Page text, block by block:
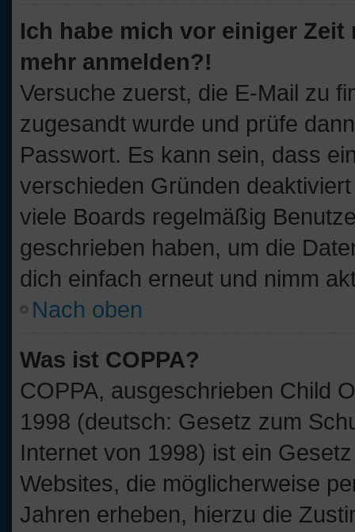
Ich habe mich vor einiger
mehr anmelden?!
Versuche zuerst, die E-Mail zu
zugesandt wurde und prüfe
Passwort. Es kann sein, dass
verschieden Gründen
viele Boards regelmäßig
geschrieben haben, um die
dich einfach erneut und nimm
Nach oben
Was ist COPPA?
COPPA, ausgeschrieben Child
1998 (deutsch: Gesetz zum
Internet von 1998) ist ein
Websites, die möglicherweise
Jahren erheben, hierzu die